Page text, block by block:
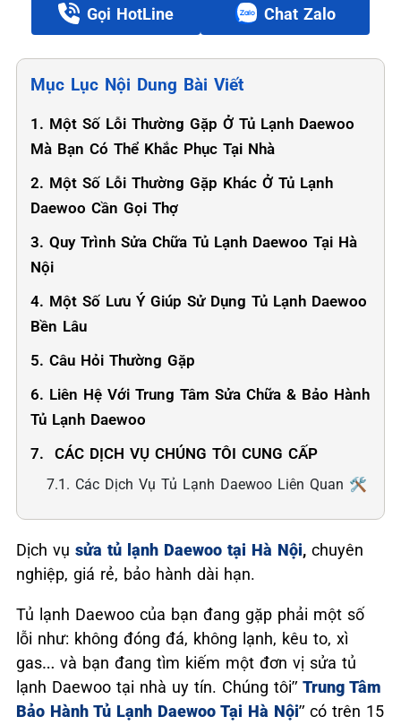
Gọi HotLine Chat Zalo
Mục Lục Nội Dung Bài Viết
1. Một Số Lỗi Thường Gặp Ở Tủ Lạnh Daewoo
Mà Bạn Có Thể Khắc Phục Tại Nhà
2. Một Số Lỗi Thường Gặp Khác Ở Tủ Lạnh
Daewoo Cần Gọi Thợ
3. Quy Trình Sửa Chữa Tủ Lạnh Daewoo Tại Hà
Nội
4. Một Số Lưu Ý Giúp Sử Dụng Tủ Lạnh Daewoo
Bền Lâu
5. Câu Hỏi Thường Gặp
6. Liên Hệ Với Trung Tâm Sửa Chữa & Bảo Hành
Tủ Lạnh Daewoo
7. ️ CÁC DỊCH VỤ CHÚNG TÔI CUNG CẤP
7.1. Các Dịch Vụ Tủ Lạnh Daewoo Liên Quan 🛠️
Dịch vụ sửa tủ lạnh Daewoo tại Hà Nội, chuyên
nghiệp, giá rẻ, bảo hành dài hạn.
Tủ lạnh Daewoo của bạn đang gặp phải một số
lỗi như: không đóng đá, không lạnh, kêu to, xì
gas… và bạn đang tìm kiếm một đơn vị sửa tủ
lạnh Daewoo tại nhà uy tín. Chúng tôi” Trung Tâm
Bảo Hành Tủ Lạnh Daewoo Tại Hà Nội” có trên 15